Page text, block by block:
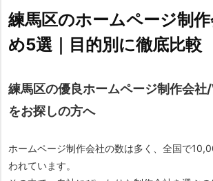
練馬区のホームページ制
め5選｜目的別に徹底比較
練馬区の優良ホームページ制作会
をお探しの方へ
ホームページ制作会社の数は多く、全国で
われています。